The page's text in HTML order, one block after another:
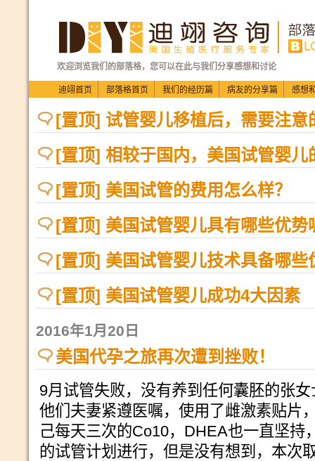
欢迎浏览我们的部落格，您可以在此与我们分享感想和讨论
迪翊首页 部落格首页 我们的经历篇 病友的分享篇 感想
[置顶] 试管婴儿移植后，需要注意
[置顶] 相较于国内，美国试管婴儿
[置顶] 美国试管的费用怎么样？
[置顶] 美国试管婴儿具有哪些优势
[置顶] 美国试管婴儿技术具备哪些
[置顶] 美国试管婴儿成功4大因素
2016年1月20日
美国代孕之旅再次遭到挫败！
9月试管失败，没有养到任何囊胚的张
他们夫妻紧遵医嘱，使用了雌激素贴片
己每天三次的Co10，DHEA也一直坚持
的试管计划进行，但是没有想到，本次